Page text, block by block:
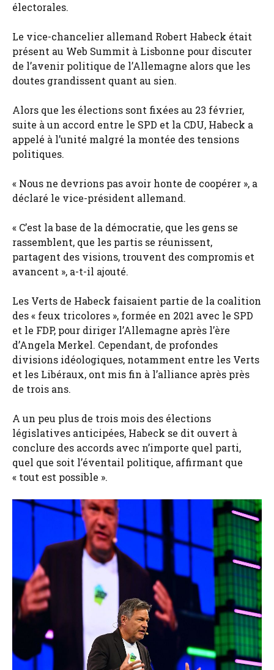
électorales.
Le vice-chancelier allemand Robert Habeck était
présent au Web Summit à Lisbonne pour discuter
de l’avenir politique de l’Allemagne alors que les
doutes grandissent quant au sien.
Alors que les élections sont fixées au 23 février,
suite à un accord entre le SPD et la CDU, Habeck a
appelé à l’unité malgré la montée des tensions
politiques.
« Nous ne devrions pas avoir honte de coopérer », a
déclaré le vice-président allemand.
« C’est la base de la démocratie, que les gens se
rassemblent, que les partis se réunissent,
partagent des visions, trouvent des compromis et
avancent », a-t-il ajouté.
Les Verts de Habeck faisaient partie de la coalition
des « feux tricolores », formée en 2021 avec le SPD
et le FDP, pour diriger l’Allemagne après l’ère
d’Angela Merkel. Cependant, de profondes
divisions idéologiques, notamment entre les Verts
et les Libéraux, ont mis fin à l’alliance après près
de trois ans.
A un peu plus de trois mois des élections
législatives anticipées, Habeck se dit ouvert à
conclure des accords avec n’importe quel parti,
quel que soit l’éventail politique, affirmant que
« tout est possible ».